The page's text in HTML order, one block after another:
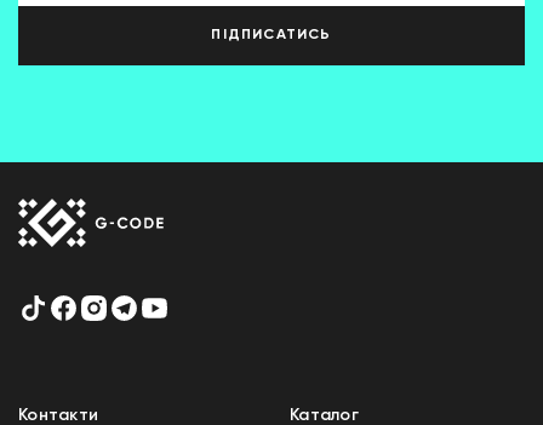
ПІДПИСАТИСЬ
Контакти Каталог